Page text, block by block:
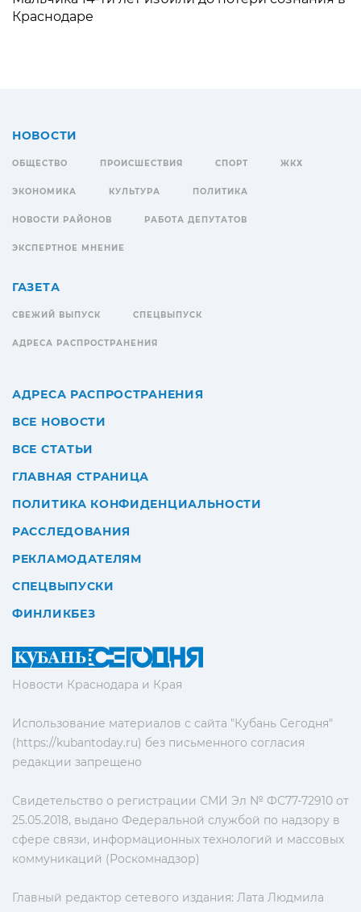
Краснодаре
Новости Краснодара и Края
Использование материалов с сайта "Кубань Сегодня"
(https://kubantoday.ru) без письменного согласия
редакции запрещено
Свидетельство о регистрации СМИ Эл № ФС77-72910 от
25.05.2018, выдано Федеральной службой по надзору в
сфере связи, информационных технологий и массовых
коммуникаций (Роскомнадзор)
Главный редактор сетевого издания: Лата Людмила
НОВОСТИ
ОБЩЕСТВО ПРОИСШЕСТВИЯ СПОРТ ЖКХ
ЭКОНОМИКА КУЛЬТУРА ПОЛИТИКА
НОВОСТИ РАЙОНОВ РАБОТА ДЕПУТАТОВ
ЭКСПЕРТНОЕ МНЕНИЕ
ГАЗЕТА
СВЕЖИЙ ВЫПУСК СПЕЦВЫПУСК
АДРЕСА РАСПРОСТРАНЕНИЯ
АДРЕСА РАСПРОСТРАНЕНИЯ
ВСЕ НОВОСТИ
ВСЕ СТАТЬИ
ГЛАВНАЯ СТРАНИЦА
ПОЛИТИКА КОНФИДЕНЦИАЛЬНОСТИ
РАССЛЕДОВАНИЯ
РЕКЛАМОДАТЕЛЯМ
СПЕЦВЫПУСКИ
ФИНЛИКБЕЗ